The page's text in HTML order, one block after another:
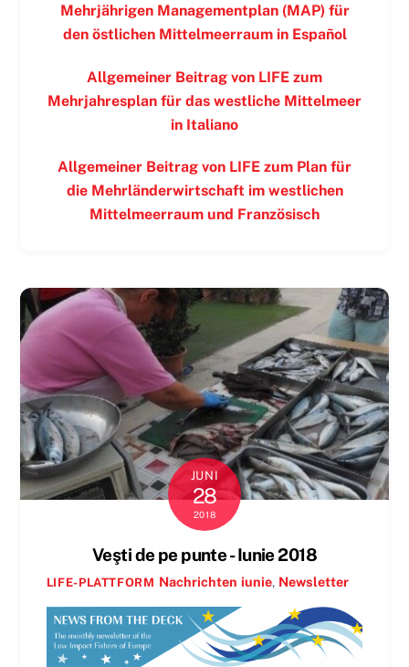
Mehrjährigen Managementplan (MAP) für
den östlichen Mittelmeerraum in Español
Allgemeiner Beitrag von LIFE zum
Mehrjahresplan für das westliche Mittelmeer
in Italiano
Allgemeiner Beitrag von LIFE zum Plan für
die Mehrländerwirtschaft im westlichen
Mittelmeerraum und Französisch
JUNI
28
2018
Veşti de pe punte - Iunie 2018
LIFE-PLATTFORM Nachrichten iunie, Newsletter